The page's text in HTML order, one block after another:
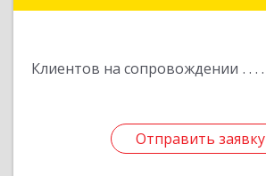
Клиентов на сопровождении
Отправить заявку
Отправить заявку